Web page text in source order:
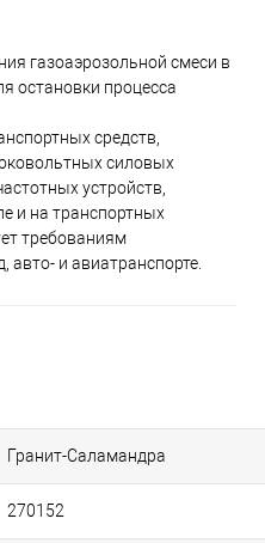
газоаэрозольной смеси в
остановки процесса
средств,
силовых
устройств,
и на транспортных
требованиям
и авиатранспорте.
Гранит-Саламандра
270152